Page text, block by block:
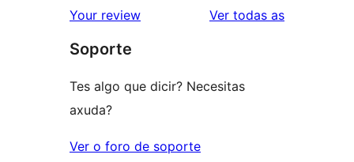
2
de
1
Your review Ver todas asvaloracións
Soporte
Tes algo que dicir? Necesitas
axuda?
Ver o foro de soporte